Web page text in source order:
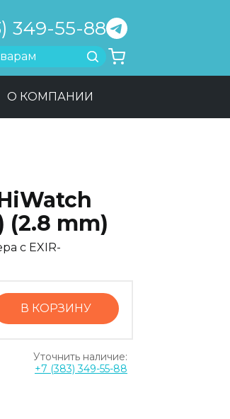
349-55-88
Найти
О КОМПАНИИ
(2.8 mm)
с EXIR-
В КОРЗИНУ
Уточнить наличие:
+7 (383) 349-55-88